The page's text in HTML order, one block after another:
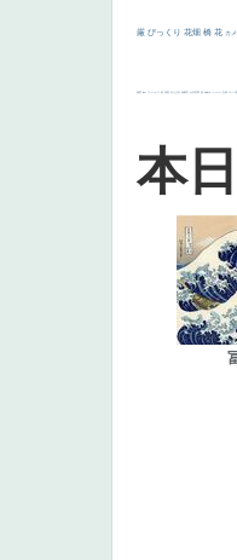
厳 びっくり 花畑 橋 花 カ
画質 last ヴィーナス 剣 白人少女 食事中 山本芳翠 麦 alciato ハーレム 女神 ローマ
本